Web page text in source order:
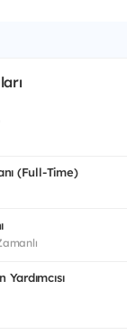
(Full-Time)